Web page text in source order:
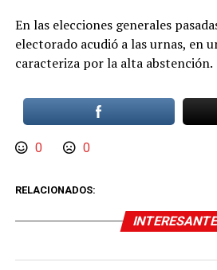
En las elecciones generales
electorado acudió a las urnas, en
caracteriza por la alta abstención.
0 0
RELACIONADOS: